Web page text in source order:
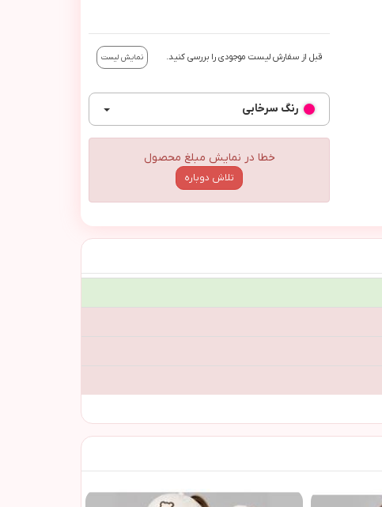
قبل از سفارش لیست موجودی را بررسی کنید. نمایش لیست
رنگ سرخابی
خطا در نمایش مبلغ محصول
تلاش دوباره